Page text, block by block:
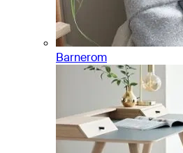
Barnerom